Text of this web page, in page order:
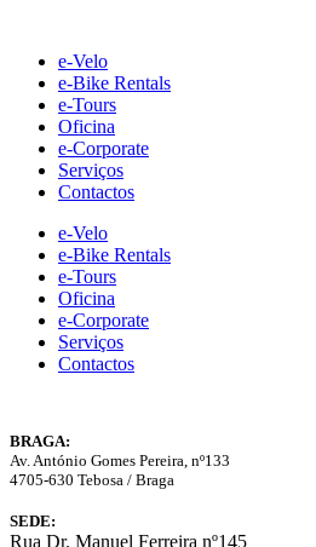
contente-Velo
e-Bike Rentals
e-Tours
Oficina
e-Corporate
Serviços
Contactos
e-Velo
e-Bike Rentals
e-Tours
Oficina
e-Corporate
Serviços
Contactos
BRAGA:
Av. António Gomes Pereira, nº133
4705-630 Tebosa / Braga
SEDE:
Rua Dr. Manuel Ferreira nº145